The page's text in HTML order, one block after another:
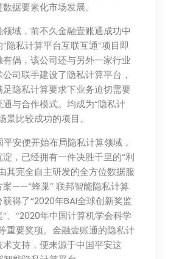
据要素化市场发展。
域，前不久金融壹账通成功中
隐私计算平台互联互通”项目即
偶，该公司还与另外一家行业
司联手建设了隐私计算平台，
隐私计算要求下业务迫切需要
与合作模式。均成为“隐私计
景比较成功的项目。
平安便开始布局隐私计算领域，
，已经拥有一件决胜千里的“利
其完全自主研发的全方位数据服
案——“蜂巢” 联邦智能隐私计算
得了“2020年BAI全球创新奖监
、“2020年中国计算机学会科学
重要奖项。金融壹账通的隐私计
支持，便来源于中国平安这